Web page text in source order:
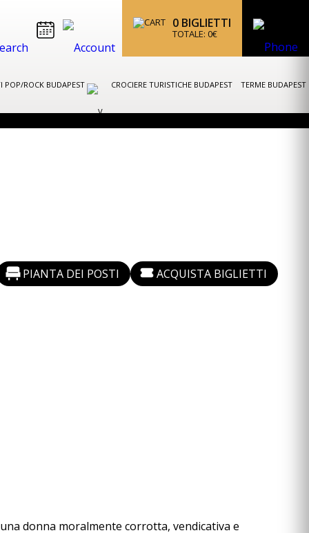
0 BIGLIETTI
TOTALE: 0€
POP/ROCK BUDAPEST CROCIERE TURISTICHE BUDAPEST TERME BUDAPEST
PIANTA DEI POSTI ACQUISTA BIGLIETTI
donna moralmente corrotta, vendicativa e